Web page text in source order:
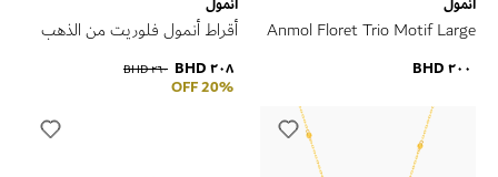
Anmol Floret Trio Motif Large
٢٠٠ BHD
أقراط أنمول فلوريت من الذهب
٢٠٨ BHD ٢٦٠ BHD
20% OFF